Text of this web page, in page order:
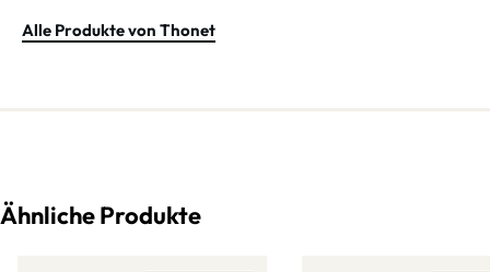
Alle Produkte von Thonet
Ähnliche Produkte